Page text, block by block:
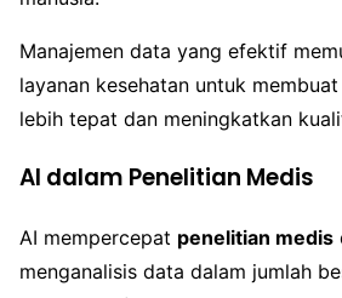
Manajemen data yang efektif
layanan kesehatan untuk
lebih tepat dan meningkatkan
AI dalam Penelitian Medis
AI mempercepat penelitian medis
menganalisis data dalam jumlah